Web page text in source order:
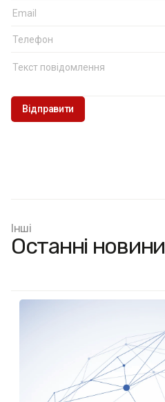
Інші
Останні новини